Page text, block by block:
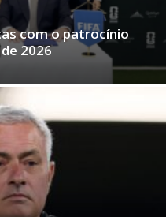
com o patrocínio
2026